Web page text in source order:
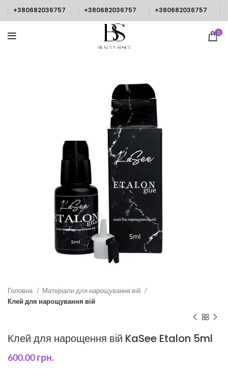
+380682036757 +380682036757 +380682036757
1
Головна
Матеріали для нарощування вій
Клей для нарощування вій
Клей для нарощення вій KaSee Etalon 5ml
600.00грн.